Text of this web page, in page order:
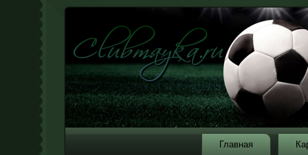
Главная